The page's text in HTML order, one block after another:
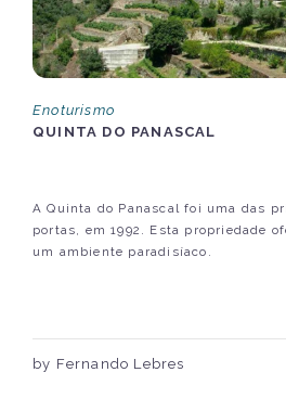
Enoturismo
QUINTA DO PANASCAL
A Quinta do Panascal foi uma das
portas, em 1992. Esta propriedade
um ambiente paradisíaco.
by Fernando Lebres